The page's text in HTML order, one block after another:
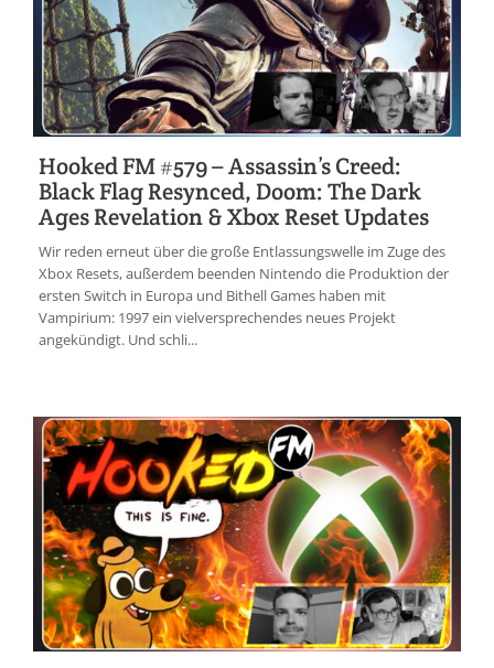
Hooked FM #579 – Assassin’s Creed:
Black Flag Resynced, Doom: The Dark
Ages Revelation & Xbox Reset Updates
Wir reden erneut über die große Entlassungswelle im Zuge des
Xbox Resets, außerdem beenden Nintendo die Produktion der
ersten Switch in Europa und Bithell Games haben mit
Vampirium: 1997 ein vielversprechendes neues Projekt
angekündigt. Und schli...